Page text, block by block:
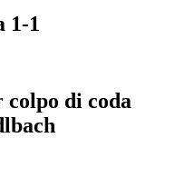
1-1
colpo di coda